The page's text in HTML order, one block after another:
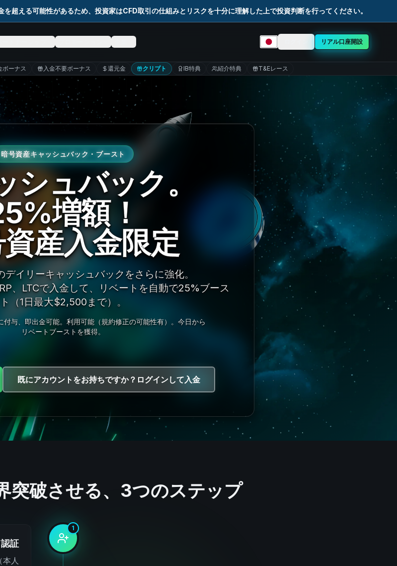
超える可能性があるため、投資家はCFD取引の仕組みとリスクを十分に理解した上で投資判断を行ってください。
言語を選択
リアル口座開設
ボーナス 入金不要ボーナス 還元金 クリプト IB特典 紹介特典 T&Eレース
暗号資産キャッシュバック・ブースト
シュバック。
増額！
産入金限定
イリーキャッシュバックをさらに強化。
、LTCで入金して、リベートを自動で25%ブース
ト（1日最大$2,500まで）。
付与、即出金可能。利用可能（規約修正の可能性有）。今日から
リベートブーストを獲得。
既にアカウントをお持ちですか？ログインして入金
突破させる、3つのステップ
証
人
1